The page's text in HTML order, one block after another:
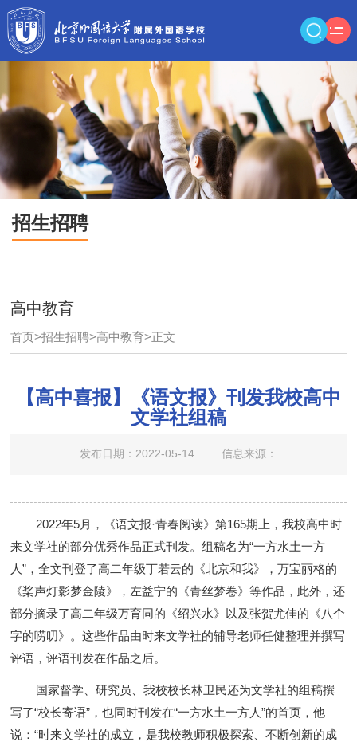
招生招聘
高中教育
首页>招生招聘>高中教育>正文
【高中喜报】《语文报》刊发我校高中
文学社组稿
发布日期：2022-05-14 信息来源：
2022年5月，《语文报·青春阅读》第165期上，我校高中时
来文学社的部分优秀作品正式刊发。组稿名为“一方水土一方
人”，全文刊登了高二年级丁若云的《北京和我》，万宝丽格的
《桨声灯影梦金陵》，左益宁的《青丝梦卷》等作品，此外，还
部分摘录了高二年级万育同的《绍兴水》以及张贺尤佳的《八个
字的唠叨》。这些作品由时来文学社的辅导老师任健整理并撰写
评语，评语刊发在作品之后。
国家督学、研究员、我校校长林卫民还为文学社的组稿撰
写了“校长寄语”，也同时刊发在“一方水土一方人”的首页，他
说：“时来文学社的成立，是我校教师积极探索、不断创新的成